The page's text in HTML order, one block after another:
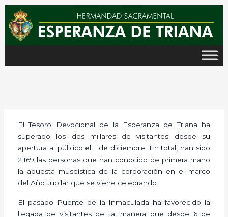
contenido
El Tesoro Devocional de la Esperanza de Triana ha
superado los dos millares de visitantes desde su
apertura al público el 1 de diciembre. En total, han sido
2.169 las personas que han conocido de primera mano
la apuesta museística de la corporación en el marco
del Año Jubilar que se viene celebrando.
El pasado Puente de la Inmaculada ha favorecido la
llegada de visitantes de tal manera que desde 6 de